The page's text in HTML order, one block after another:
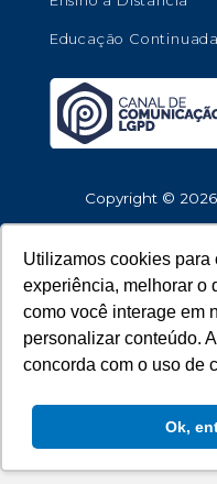
Utilizamos cookies para
experiência, melhorar o
como você interage em
personalizar conteúdo.
concorda com o uso de
Ok,
Educação Continuada
Copyright ©